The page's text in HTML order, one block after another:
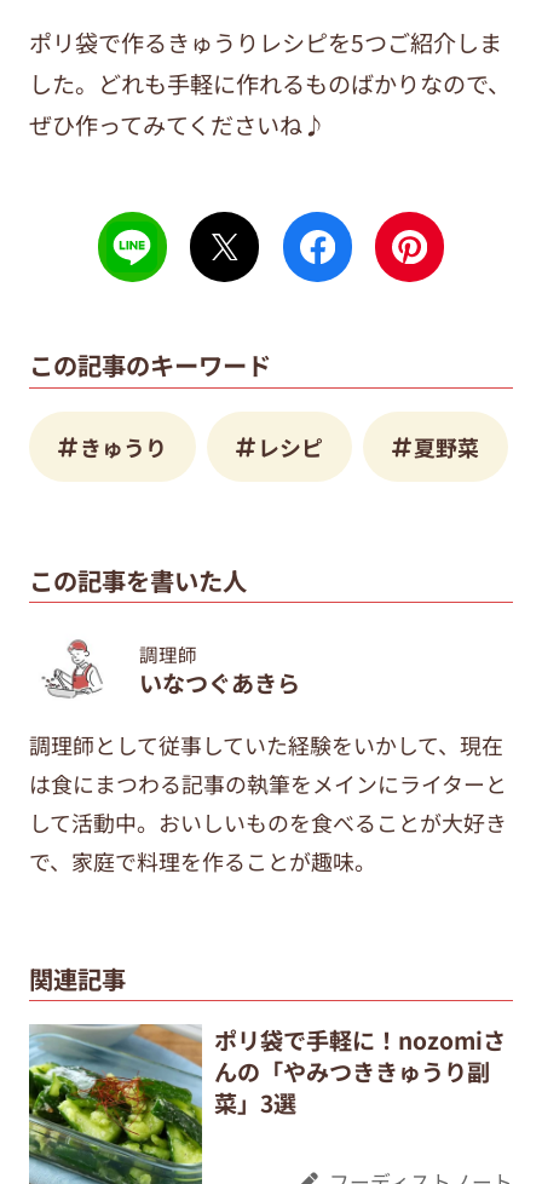
ポリ袋で作るきゅうりレシピを5つご紹介しま
した。どれも手軽に作れるものばかりなので、
ぜひ作ってみてくださいね♪
この記事のキーワード
きゅうり レシピ 夏野菜
この記事を書いた人
調理師
いなつぐあきら
調理師として従事していた経験をいかして、現在
は食にまつわる記事の執筆をメインにライターと
して活動中。おいしいものを食べることが大好き
で、家庭で料理を作ることが趣味。
関連記事
ポリ袋で手軽に！nozomiさ
んの「やみつききゅうり副
菜」3選